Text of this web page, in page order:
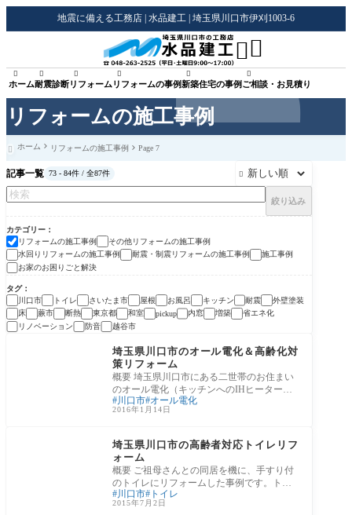
リフォームの施工事例
地震に備える工務店 | 水品建工 | 埼玉県川口市伊刈1003-6

ホーム

耐震診断

リフォーム

リフォームの事例

新築住宅の事例

ご相談・お見積り

 ホーム リフォームの施工事例 Page 7
記事一覧 73 - 84件 / 全87件 
絞り込み
カテゴリー
リフォームの施工事例
その他リフォームの施工事例
水回りリフォームの施工事例
耐震・制震リフォームの施工事例
施工事例
お家のお困りごと解決
タグ
川口市
トイレ さいたま市 屋根 お風呂 キッチン 耐震
外壁塗装
床
蕨市 断熱 東京都 和室 pickup 内窓 増築
省エネ化
リノベーション
防音 越谷市
リフォームの施工事例
埼玉県川口市のオール電化＆高齢化対
策リフォーム
概要 埼玉県川口市にある二世帯のお住まい
のオール電化（キッチンへのIHヒーターの
導入等）と両親の高齢化を見越したリフォ
ームを
川口市 オール電化
2016年1月14日
埼玉県川口市の高齢者対応トイレリフ
ォーム
概要 ご祖母さんとの同居を機に、手すり付
のトイレにリフォームした事例です。トイ
レは節水タイプですので、月々の下水道代
を減
川口市 トイレ
2015年7月2日